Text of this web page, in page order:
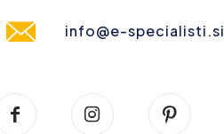
info@e-specialisti.si